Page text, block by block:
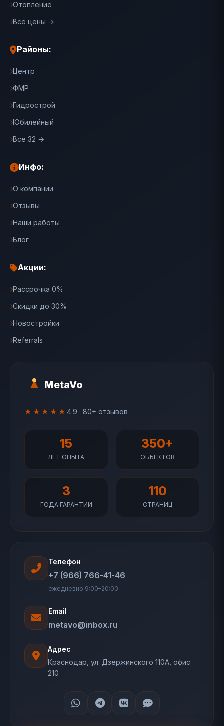
MetaVo
★★★★★ 4.9 · 80+ отзывов
15
ЛЕТ ОПЫТА
350+
ОБЪЕКТОВ
3
ГОДА ГАРАНТИИ
110
СТРАНИЦ
Отопление
Все цены →
Районы:
Центр
ФМР
Гидрострой
Юбилейный
Все 32 →
Инфо:
О компании
Отзывы
Наши работы
Блог
Акции:
Рассрочка 0%
Скидки до 30%
Новостройки
Referrals
Телефон
+7 (966) 766-41-46
ежедневно 9:00–20:00
Email
metavo@inbox.ru
Адрес
Краснодар, ул. Дзержинского 110А, офис
210